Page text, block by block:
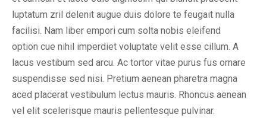
luptatum zril delenit augue duis dolore te feugait nulla
facilisi. Nam liber empori cum solta nobis eleifend
option cue nihil imperdiet voluptate velit esse cillum. A
lacus vestibum sed arcu. Ac tortor vitae purus fus ornare
suspendisse sed nisi. Pretium aenean pharetra magna
aced placerat vestibulum lectus mauris. Rhoncus aenean
vel elit scelerisque mauris pellentesque pulvinar.